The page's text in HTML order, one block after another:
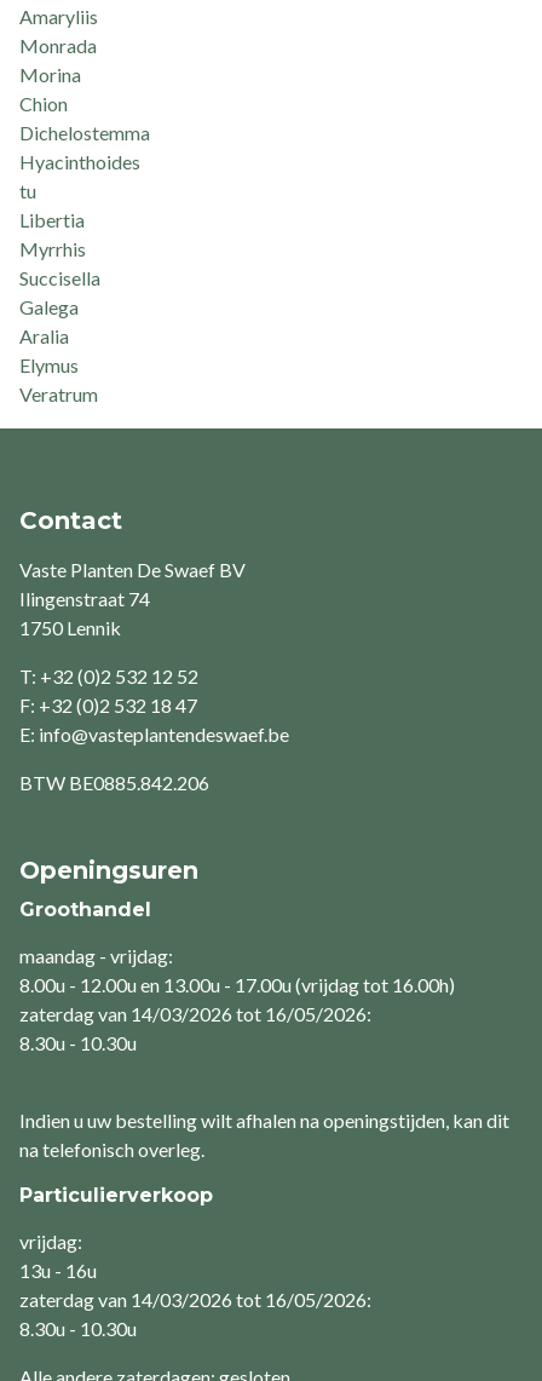
Amaryliis
Monrada
Morina
Chion
Dichelostemma
Hyacinthoides
tu
Libertia
Myrrhis
Succisella
Galega
Aralia
Elymus
Veratrum
Contact
Vaste Planten De Swaef BV
Ilingenstraat 74
1750 Lennik
T: +32 (0)2 532 12 52
F: +32 (0)2 532 18 47
E: info@vasteplantendeswaef.be
BTW BE0885.842.206
Openingsuren
Groothandel
maandag - vrijdag:
8.00u - 12.00u en 13.00u - 17.00u (vrijdag tot 16.00h)
zaterdag van 14/03/2026 tot 16/05/2026:
8.30u - 10.30u
Indien u uw bestelling wilt afhalen na openingstijden, kan dit
na telefonisch overleg.
Particulierverkoop
vrijdag:
13u - 16u
zaterdag van 14/03/2026 tot 16/05/2026:
8.30u - 10.30u
Alle andere zaterdagen: gesloten.